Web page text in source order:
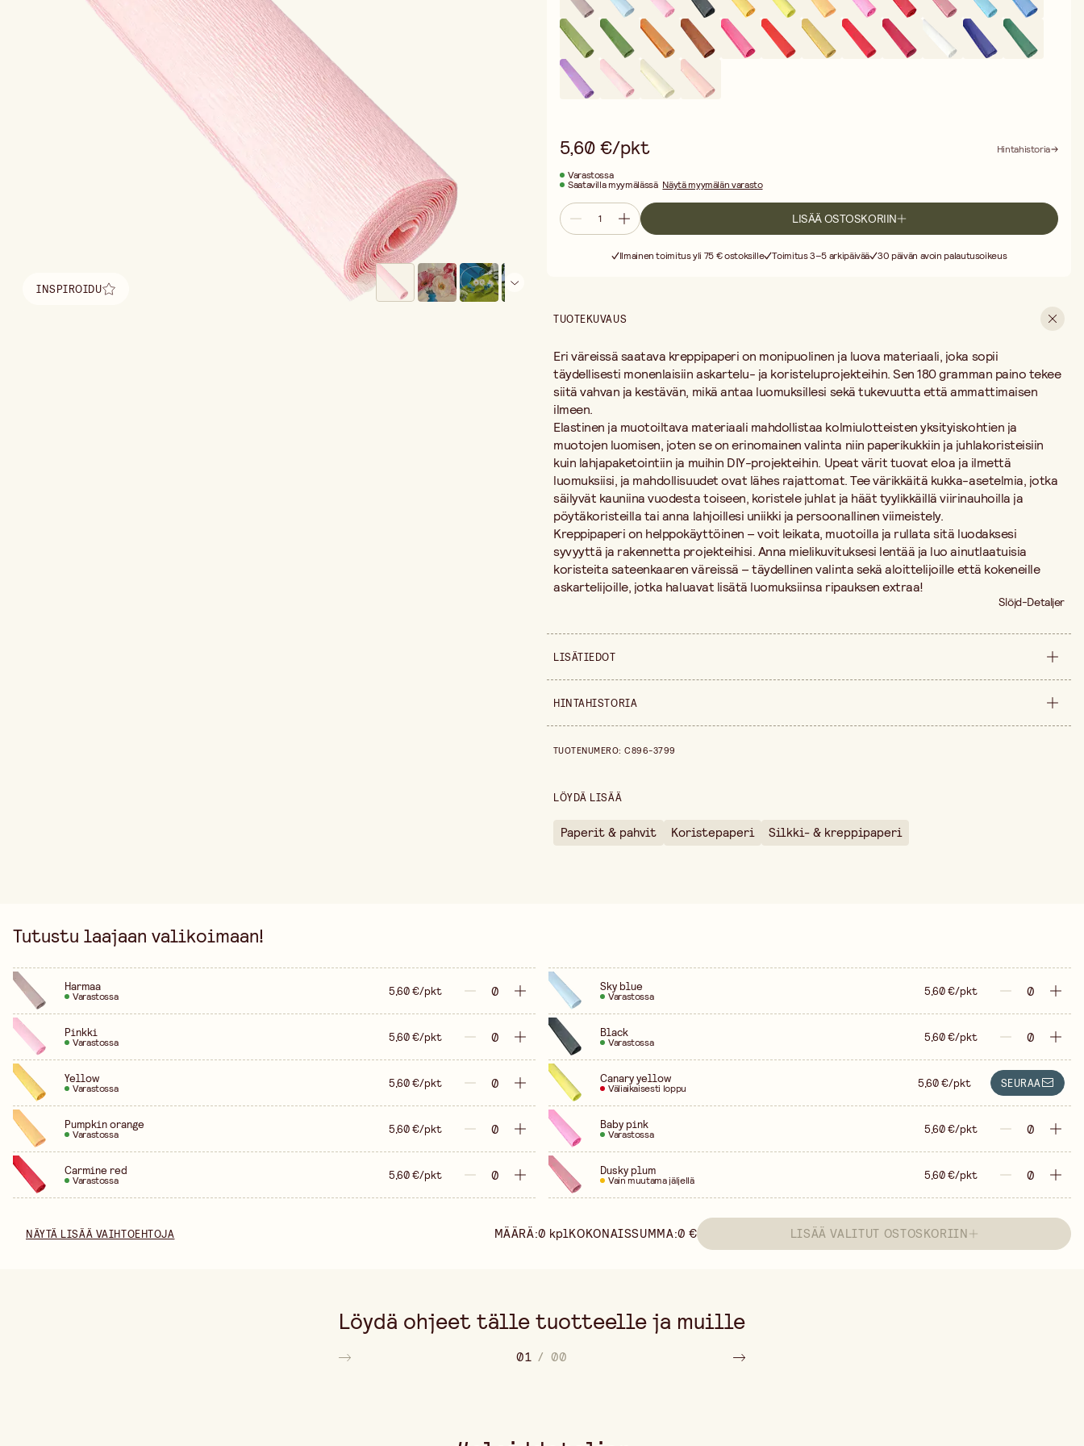
INSPIROIDU
Kreppipaperi on helppokäyttöinen – voit leikata, muotoilla ja rullata sitä luodaksesi syvyyttä ja rakennetta
projekteihisi. Anna mielikuvituksesi lentää ja luo ainutlaatuisia koristeita sateenkaaren väreissä –
täydellinen valinta sekä aloittelijoille että kokeneille askartelijoille, jotka haluavat lisätä luomuksiinsa
ripauksen extraa!
5,60 €/pkt
Hintahistoria
Varastossa
Saatavilla myymälässä Näytä myymälän varasto
LISÄÄ OSTOSKORIIN
Ilmainen toimitus yli 75 € ostoksille Toimitus 3–5 arkipäivää 30 päivän avoin palautusoikeus
TUOTEKUVAUS
Eri väreissä saatava kreppipaperi on monipuolinen ja luova materiaali, joka sopii
täydellisesti monenlaisiin askartelu- ja koristeluprojekteihin. Sen 180 gramman paino tekee
siitä vahvan ja kestävän, mikä antaa luomuksillesi sekä tukevuutta että ammattimaisen
ilmeen.
Elastinen ja muotoiltava materiaali mahdollistaa kolmiulotteisten yksityiskohtien ja
muotojen luomisen, joten se on erinomainen valinta niin paperikukkiin ja juhlakoristeisiin
kuin lahjapaketointiin ja muihin DIY-projekteihin. Upeat värit tuovat eloa ja ilmettä
luomuksiisi, ja mahdollisuudet ovat lähes rajattomat. Tee värikkäitä kukka-asetelmia, jotka
säilyvät kauniina vuodesta toiseen, koristele juhlat ja häät tyylikkäillä viirinauhoilla ja
pöytäkoristeilla tai anna lahjoillesi uniikki ja persoonallinen viimeistely.
Kreppipaperi on helppokäyttöinen – voit leikata, muotoilla ja rullata sitä luodaksesi
syvyyttä ja rakennetta projekteihisi. Anna mielikuvituksesi lentää ja luo ainutlaatuisia
koristeita sateenkaaren väreissä – täydellinen valinta sekä aloittelijoille että kokeneille
askartelijoille, jotka haluavat lisätä luomuksiinsa ripauksen extraa!
Slöjd-Detaljer
LISÄTIEDOT
Ominaisuus Väri 548
Pituus
HINTAHISTORIA
TUOTENUMERO:C896-3799
LÖYDÄ LISÄÄ
Paperit & pahvit Koristepaperi Silkki- & kreppipaperi
Tutustu laajaan valikoimaan!
Harmaa
Varastossa 5,60 €/pkt Sky blue
Varastossa 5,60 €/pkt
Pinkki
Varastossa 5,60 €/pkt Black
Varastossa 5,60 €/pkt
Yellow
Varastossa 5,60 €/pkt Canary yellow
Väliaikaisesti loppu 5,60 €/pkt SEURAA
Pumpkin orange
Varastossa 5,60 €/pkt Baby pink
Varastossa 5,60 €/pkt
Carmine red
Varastossa 5,60 €/pkt Dusky plum
Vain muutama jäljellä 5,60 €/pkt
NÄYTÄ LISÄÄ VAIHTOEHTOJA MÄÄRÄ:0 kplKOKONAISSUMMA:0 € LISÄÄ VALITUT OSTOSKORIIN
Löydä ohjeet tälle tuotteelle ja muille
01 / 00